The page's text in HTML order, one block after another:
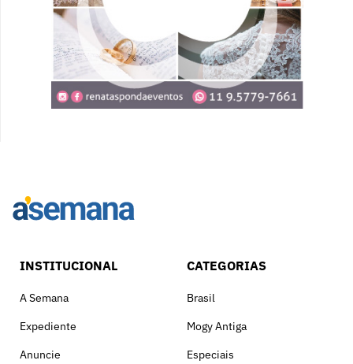
INSTITUCIONAL
A Semana
Expediente
Anuncie
CATEGORIAS
Brasil
Mogy Antiga
Especiais